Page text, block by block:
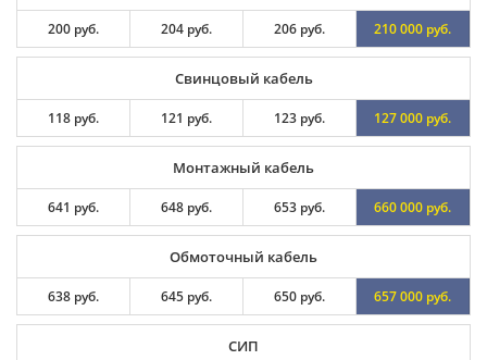
200 руб. 204 руб. 206 руб. 210 000 руб.
Свинцовый кабель
118 руб. 121 руб. 123 руб. 127 000 руб.
Монтажный кабель
641 руб. 648 руб. 653 руб. 660 000 руб.
Обмоточный кабель
638 руб. 645 руб. 650 руб. 657 000 руб.
СИП